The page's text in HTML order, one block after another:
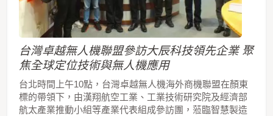
台灣卓越無人機聯盟參訪大辰科技領先企業 聚
焦全球定位技術與無人機應用
台北時間上午10點，台灣卓越無人機海外商機聯盟在顏東
標的帶領下，由漢翔航空工業、工業技術研究院及經濟部
航太產業推動小組等產業代表組成參訪團，蒞臨智慧製造